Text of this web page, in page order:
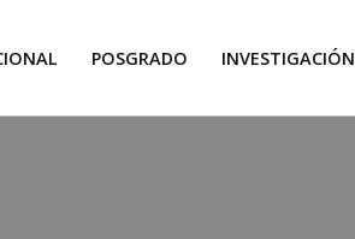
POSGRADO INVESTIGACIÓN